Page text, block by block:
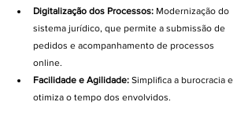
Digitalização dos Processos: Modernização do
sistema jurídico, que permite a submissão de
pedidos e acompanhamento de processos
online.
Facilidade e Agilidade: Simplifica a burocracia e
otimiza o tempo dos envolvidos.